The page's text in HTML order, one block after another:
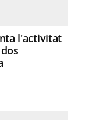
l'activitat